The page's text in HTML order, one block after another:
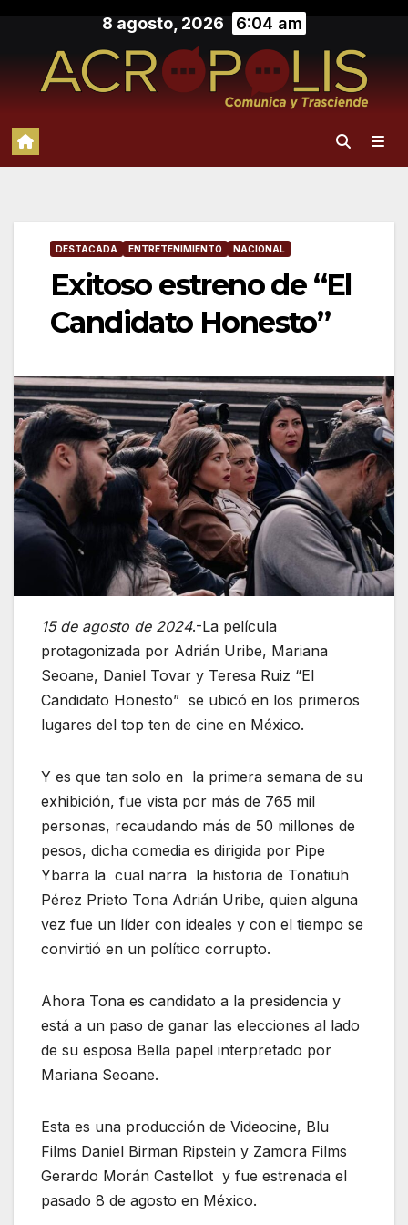
contenido
8 agosto, 2026 6:04 am
DESTACADA ENTRETENIMIENTO NACIONAL
Exitoso estreno de “El
Candidato Honesto”
15 de agosto de 2024.-La película
protagonizada por Adrián Uribe, Mariana
Seoane, Daniel Tovar y Teresa Ruiz “El
Candidato Honesto” se ubicó en los primeros
lugares del top ten de cine en México.
Y es que tan solo en la primera semana de su
exhibición, fue vista por más de 765 mil
personas, recaudando más de 50 millones de
pesos, dicha comedia es dirigida por Pipe
Ybarra la cual narra la historia de Tonatiuh
Pérez Prieto Tona Adrián Uribe, quien alguna
vez fue un líder con ideales y con el tiempo se
convirtió en un político corrupto.
Ahora Tona es candidato a la presidencia y
está a un paso de ganar las elecciones al lado
de su esposa Bella papel interpretado por
Mariana Seoane.
Esta es una producción de Videocine, Blu
Films Daniel Birman Ripstein y Zamora Films
Gerardo Morán Castellot y fue estrenada el
pasado 8 de agosto en México.